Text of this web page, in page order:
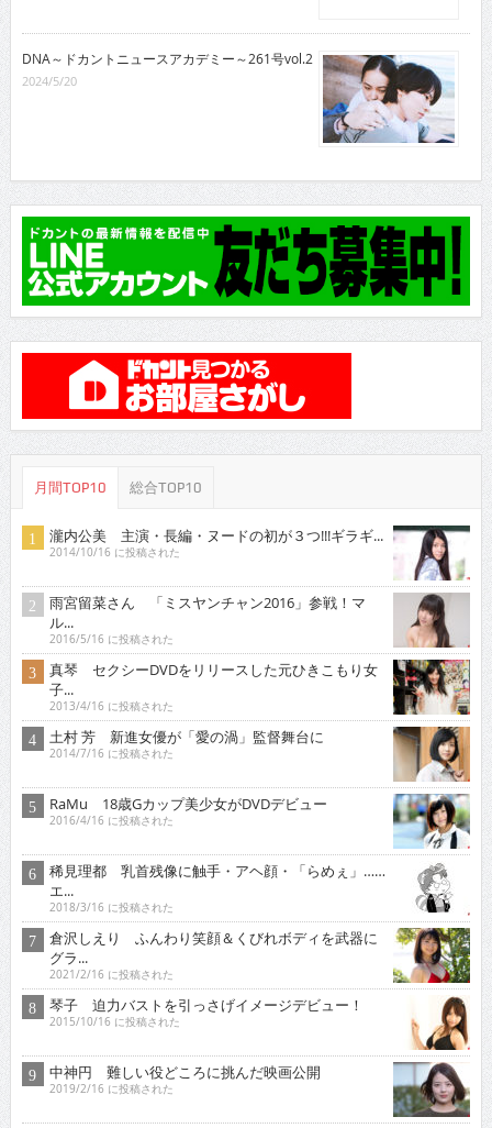
DNA～ドカントニュースアカデミー～261号vol.2
2024/5/20
月間TOP10 総合TOP10
瀧内公美 主演・長編・ヌードの初が３つ!!!ギラギ...
2014/10/16 に投稿された
雨宮留菜さん 「ミスヤンチャン2016」参戦！マ
ル...
2016/5/16 に投稿された
真琴 セクシーDVDをリリースした元ひきこもり女
子...
2013/4/16 に投稿された
土村 芳 新進女優が「愛の渦」監督舞台に
2014/7/16 に投稿された
RaMu 18歳Gカップ美少女がDVDデビュー
2016/4/16 に投稿された
稀見理都 乳首残像に触手・アヘ顔・「らめぇ」……
エ...
2018/3/16 に投稿された
倉沢しえり ふんわり笑顔＆くびれボディを武器に
グラ...
2021/2/16 に投稿された
琴子 迫力バストを引っさげイメージデビュー！
2015/10/16 に投稿された
中神円 難しい役どころに挑んだ映画公開
2019/2/16 に投稿された